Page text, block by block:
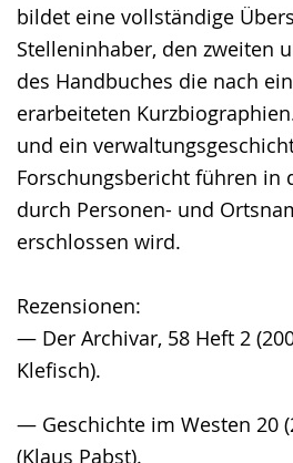
bildet eine vollständige
Stelleninhaber, den zweiten
des Handbuches die nach
erarbeiteten
und ein
Forschungsbericht führen in
durch Personen- und
erschlossen wird.
Rezensionen:
— Der Archivar, 58 Heft 2
Klefisch).
— Geschichte im Westen 20
(Klaus Pabst).